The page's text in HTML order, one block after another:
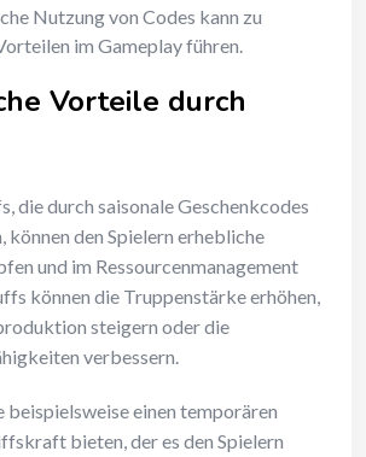
Nutzung von Codes kann zu
im Gameplay führen.
Vorteile durch
die durch saisonale Geschenkcodes
können den Spielern erhebliche
und im Ressourcenmanagement
können die Truppenstärke erhöhen,
steigern oder die
verbessern.
beispielsweise einen temporären
bieten, der es den Spielern